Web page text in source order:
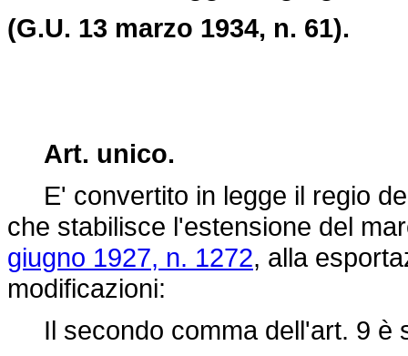
(G.U. 13 marzo 1934, n. 61).
Art. unico.
E' convertito in legge il regio
che stabilisce l'estensione del
giugno 1927, n. 1272, alla
modificazioni:
Il secondo comma dell'art. 9 è